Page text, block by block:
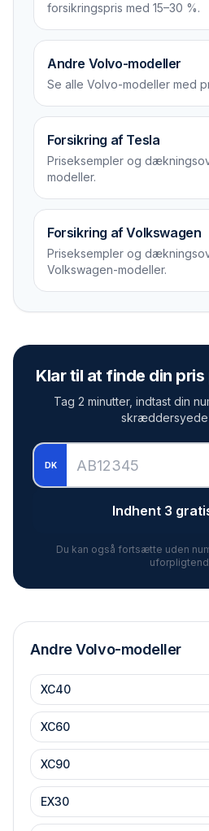
forsikrings­pris med 15–30 %.
Andre Volvo-modeller
Se alle Volvo-modeller med
Forsikring af Tesla
Priseksempler og
modeller.
Forsikring af Volkswagen
Priseksempler og
Volkswagen-modeller.
Klar til at finde din
Tag 2 minutter, indtast din
skræddersyede
DK
Indhent 3
Du kan også fortsætte uden
AndreVolvo-modeller
XC40
XC60
XC90
EX30